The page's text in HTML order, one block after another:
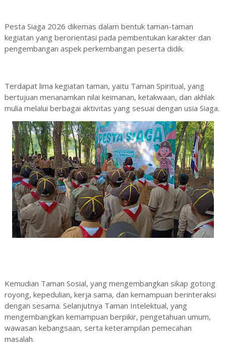
Pesta Siaga 2026 dikemas dalam bentuk taman-taman
kegiatan yang berorientasi pada pembentukan karakter dan
pengembangan aspek perkembangan peserta didik.
Terdapat lima kegiatan taman, yaitu Taman Spiritual, yang
bertujuan menanamkan nilai keimanan, ketakwaan, dan akhlak
mulia melalui berbagai aktivitas yang sesuai dengan usia Siaga.
Kemudian Taman Sosial, yang mengembangkan sikap gotong
royong, kepedulian, kerja sama, dan kemampuan berinteraksi
dengan sesama. Selanjutnya Taman Intelektual, yang
mengembangkan kemampuan berpikir, pengetahuan umum,
wawasan kebangsaan, serta keterampilan pemecahan
masalah.